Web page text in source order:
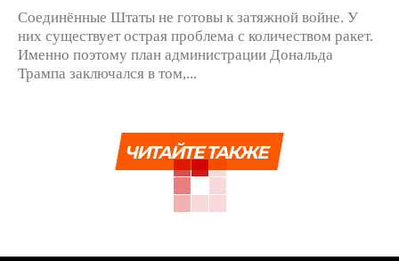
Соединённые Штаты не готовы к затяжной войне. У
них существует острая проблема с количеством ракет.
Именно поэтому план администрации Дональда
Трампа заключался в том,...
ЧИТАЙТЕ ТАКЖЕ